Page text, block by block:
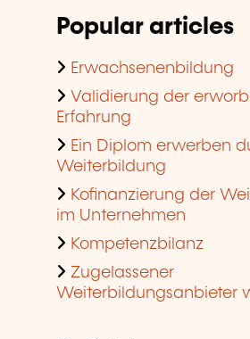
Popular articles
Erwachsenenbildung
Validierung der
Erfahrung
Ein Diplom erwerben
Weiterbildung
Kofinanzierung der
im Unternehmen
Kompetenzbilanz
Zugelassener
Weiterbildungsanbieter